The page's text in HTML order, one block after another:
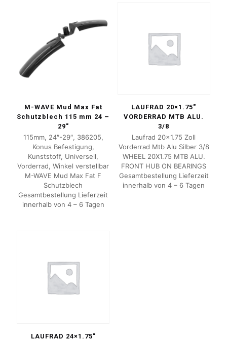
M-WAVE Mud Max Fat
Schutzblech 115 mm 24 –
29″
115mm, 24″-29″, 386205,
Konus Befestigung,
Kunststoff, Universell,
Vorderrad, Winkel verstellbar
M-WAVE Mud Max Fat F
Schutzblech
Gesamtbestellung Lieferzeit
innerhalb von 4 – 6 Tagen
LAUFRAD 20×1.75″
VORDERRAD MTB ALU.
3/8
Laufrad 20×1.75 Zoll
Vorderrad Mtb Alu Silber 3/8
WHEEL 20X1.75 MTB ALU.
FRONT HUB ON BEARINGS
Gesamtbestellung Lieferzeit
innerhalb von 4 – 6 Tagen
LAUFRAD 24×1.75″